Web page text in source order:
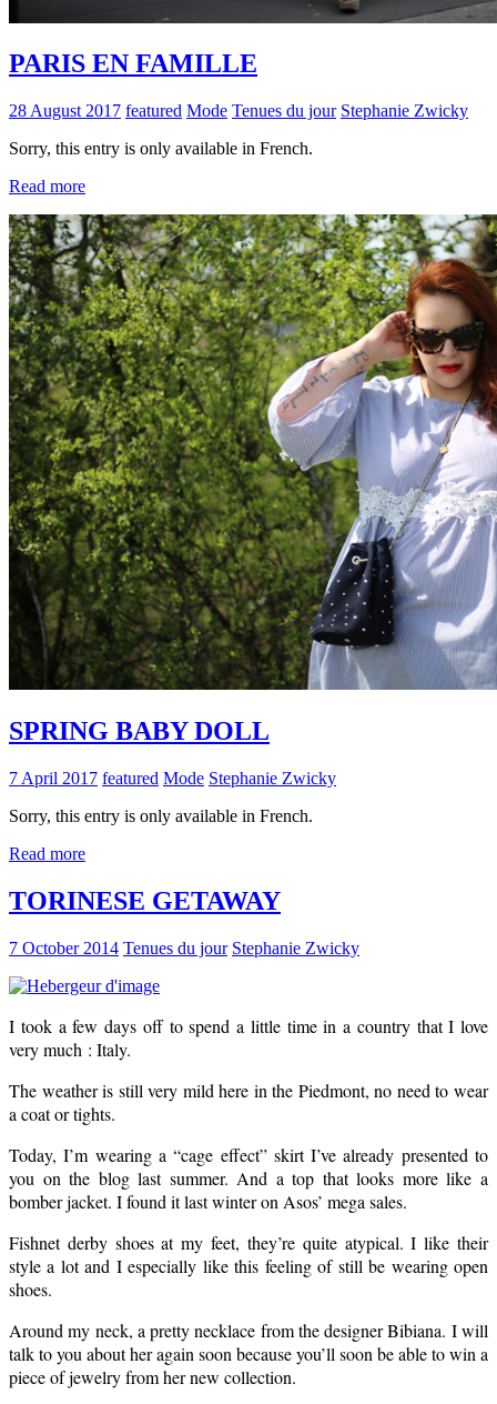
PARIS EN FAMILLE
28 August 2017 featured Mode Tenues du jour Stephanie Zwicky
Sorry, this entry is only available in French.
Read more
SPRING BABY DOLL
7 April 2017 featured Mode Stephanie Zwicky
Sorry, this entry is only available in French.
Read more
TORINESE GETAWAY
7 October 2014 Tenues du jour Stephanie Zwicky
I took a few days off to spend a little time in a country that I love
very much : Italy.
The weather is still very mild here in the Piedmont, no need to wear
a coat or tights.
Today, I’m wearing a“cage effect” skirt I’ve already presented to
you on the blog last summer. And a top that looks more like a
bomber jacket. I found it last winter on Asos’ mega sales.
Fishnet derby shoes at my feet, they’re quite atypical. I like their
style a lot and I especially like this feeling of still be wearing open
shoes.
Around my neck, a pretty necklace from the designer Bibiana. I will
talk to you about her again soon because you’ll soon be able to win a
piece of jewelry from her new collection.